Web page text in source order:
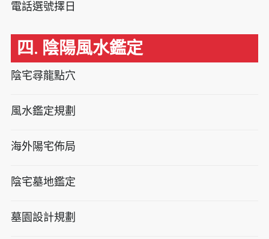
電話選號擇日
四. 陰陽風水鑑定
陰宅尋龍點穴
風水鑑定規劃
海外陽宅佈局
陰宅墓地鑑定
墓園設計規劃